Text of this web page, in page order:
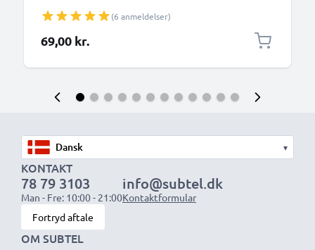
Sony, GoPro) og mange flere - 1,0m 3A-
opladerkabel med USB Type C-stik
(6 anmeldelser)
69,00 kr.
▾
KONTAKT
78 79 3103
Man - Fre: 10:00 - 21:00
info@subtel.dk
Kontaktformular
Fortryd aftale
OM SUBTEL